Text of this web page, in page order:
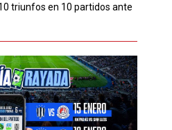
triunfos en 10 partidos ante